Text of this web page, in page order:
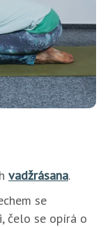
vadžrásana.
se
čelo se opírá o